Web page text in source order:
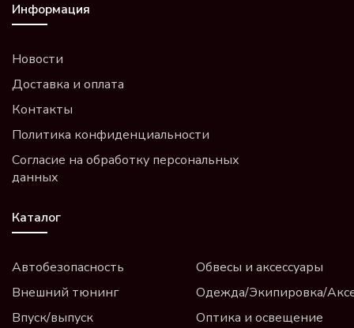
Информация
Новости
Доставка и оплата
Контакты
Политика конфиденциальности
Согласие на обработку персональных
данных
Каталог
Автобезопасность
Внешний тюнинг
Впуск/выпуск
Обвесы и аксессуары
Одежда/Экипировка/
Оптика и освещение